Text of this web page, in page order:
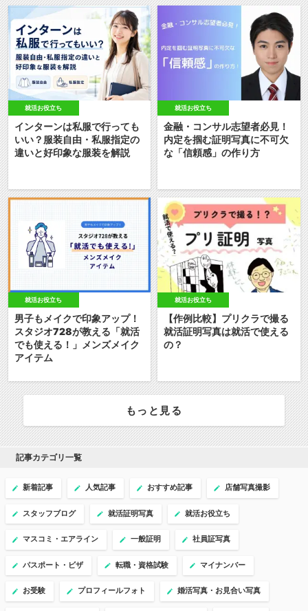
就活お役立ち
インターンは私服で行っても
いい？服装自由・私服指定の
違いと好印象な服装を解説
就活お役立ち
金融・コンサル志望者必見！
内定を掴む証明写真に不可欠
な「信頼感」の作り方
就活お役立ち
男子もメイクで印象アップ！
スタジオ728が教える「就活
でも使える！」メンズメイク
アイテム
就活お役立ち
【作例比較】プリクラで撮る
就活証明写真は就活で使える
の？
もっと見る
記事カテゴリ一覧
新着記事 人気記事 おすすめ記事 店舗写真撮影
スタッフブログ 就活証明写真 就活お役立ち
マスコミ・エアライン 一般証明 社員証写真
パスポート・ビザ 転職・資格試験 マイナンバー
お受験 プロフィールフォト 婚活写真・お見合い写真